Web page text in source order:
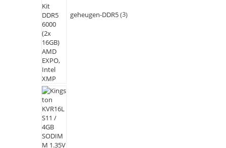
geheugen-DDR5 3